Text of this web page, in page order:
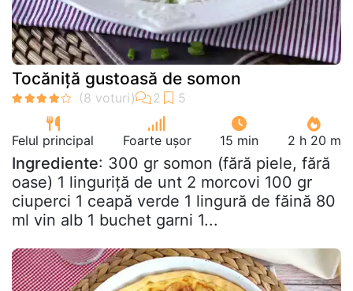
Tocăniță gustoasă de somon
Felul principal Foarte ușor 15 min 2 h 20 m
Ingrediente: 300 gr somon (fără piele, fără
oase) 1 linguriță de unt 2 morcovi 100 gr
ciuperci 1 ceapă verde 1 lingură de făină 80
ml vin alb 1 buchet garni 1...